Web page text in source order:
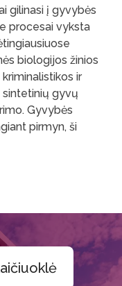
gilinasi į gyvybės
procesai vyksta
biologijos žinios
ir
gyvų
Gyvybės
pirmyn, ši